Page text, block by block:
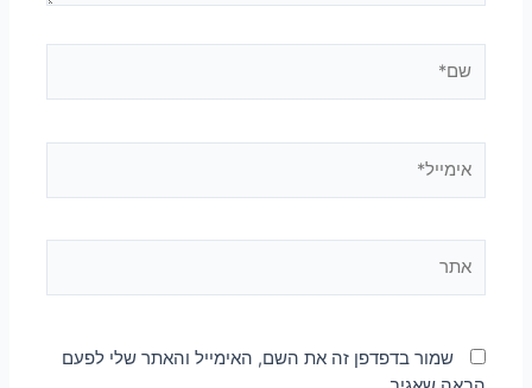
שמור בדפדפן זה את השם, האימייל והאתר שלי לפעם